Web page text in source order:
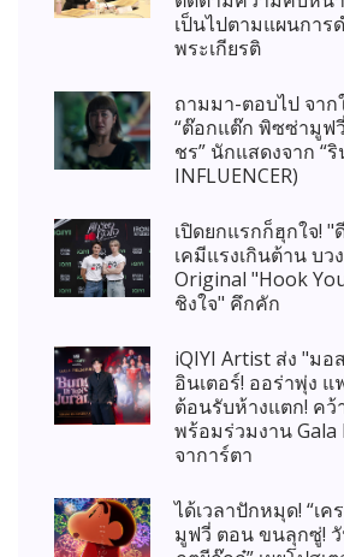
เป็นไปตามแผนการ
พระเกียรติ
ถามมา-ตอบไป จาก
“ต๊อกแต๊ก พิซซ่ามูฟ
ชร” นักแสดงจาก “ริ
INFLUENCER)
เปิดยกแรกก็ฮุกใจ!
เคมีแรงเกินต้าน บว
Original "Hook
ชิงใจ" คึกคัก
iQIYI Artist ส่ง "ม
อินเตอร์! ออร่าพุ่ง
ต้อนรับห้างแตก! คว้
พร้อมร่วมงาน Gala
จาการ์ตา
ได้เวลาปักหมุด! “เค
มูฟวี่ ตอน ขนลุกซู่!